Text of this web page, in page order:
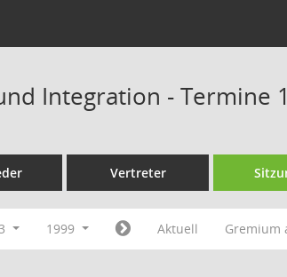
Integration - Termine
Vertreter
1999 Aktuell Gremium